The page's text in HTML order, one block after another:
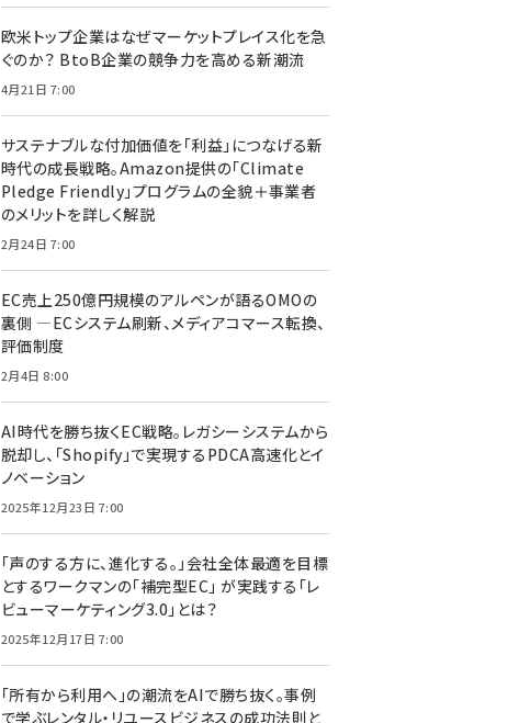
欧米トップ企業はなぜマーケットプレイス化を急
ぐのか？ BtoB企業の競争力を高める新潮流
4月21日 7:00
サステナブルな付加価値を「利益」につなげる新
時代の成長戦略。Amazon提供の「Climate
Pledge Friendly」プログラムの全貌＋事業者
のメリットを詳しく解説
2月24日 7:00
EC売上250億円規模のアルペンが語るOMOの
裏側 ―ECシステム刷新、メディアコマース転換、
評価制度
2月4日 8:00
AI時代を勝ち抜くEC戦略。レガシーシステムから
脱却し、「Shopify」で実現するPDCA高速化とイ
ノベーション
2025年12月23日 7:00
「声のする方に、進化する。」会社全体最適を目標
とするワークマンの「補完型EC」 が実践する「レ
ビューマーケティング3.0」とは？
2025年12月17日 7:00
「所有から利用へ」の潮流をAIで勝ち抜く。事例
で学ぶレンタル・リユースビジネスの成功法則と